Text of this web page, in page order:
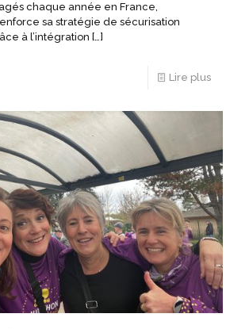
chaque année en France,
sa stratégie de sécurisation
à l’intégration […]
Lire plus